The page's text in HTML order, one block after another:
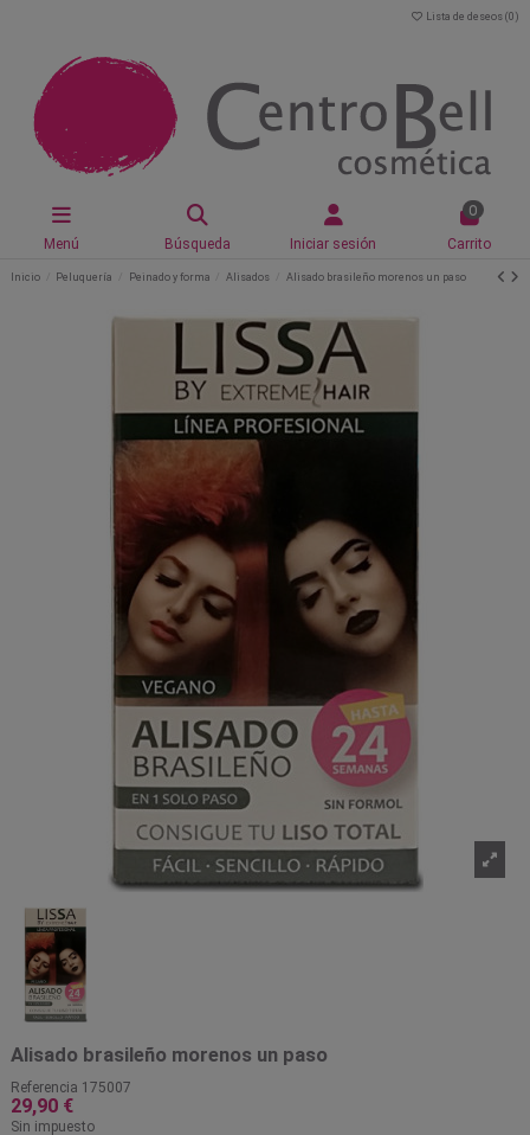
Lista de deseos (0 )
Menú Búsqueda Iniciar sesión
0
Carrito
Inicio Peluquería Peinado y forma Alisados Alisado brasileño morenos un paso
Alisado brasileño morenos un paso
Referencia 175007
29,90 €
Sin impuesto